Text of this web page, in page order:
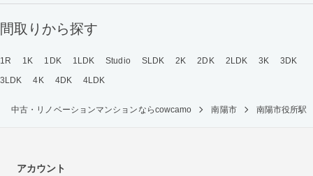
間取りから探す
1R 1K 1DK 1LDK Studio SLDK 2K 2DK 2LDK 3K
3DK
3LDK
4K 4DK 4LDK
中古・リノベーションマンションならcowcamo 南陽市 南陽市役所駅
アカウント